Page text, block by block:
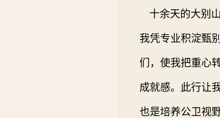
十余天的大别
我凭专业积淀甄
们，使我把重心
成就感。此行让
也是培养公卫视